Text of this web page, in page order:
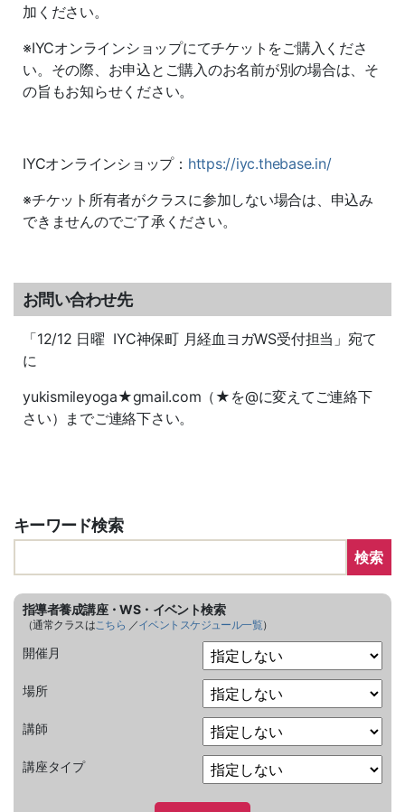
加ください。
※IYCオンラインショップにてチケットをご購入くださ
い。その際、お申込とご購入のお名前が別の場合は、そ
の旨もお知らせください。
IYCオンラインショップ： https://iyc.thebase.in/
※チケット所有者がクラスに参加しない場合は、申込み
できませんのでご了承ください。
お問い合わせ先
「12/12 日曜 IYC神保町 月経血ヨガWS受付担当」宛て
に
yukismileyoga★gmail.com（★を@に変えてご連絡下
さい）までご連絡下さい。
キーワード検索
検索
指導者養成講座・WS・イベント検索
（通常クラスはこちら ／イベントスケジュール一覧）
開催月
場所
講師
講座タイプ